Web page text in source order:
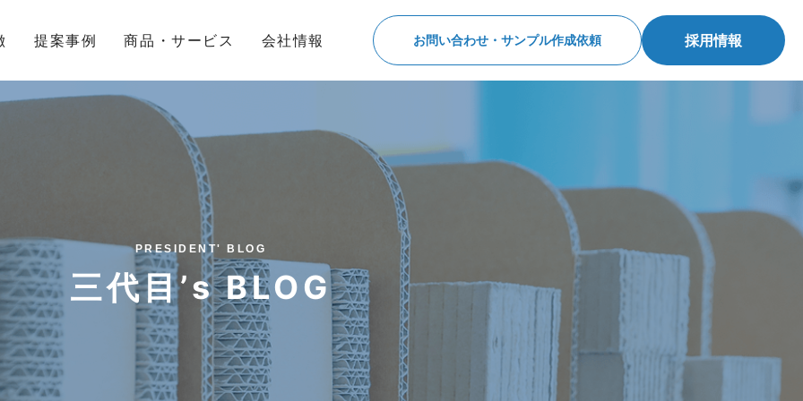
提案事例 商品・サービス 会社情報 お問い合わせ・サンプル作成依頼 採用情報
PRESIDENT' BLOG
三代目’s BLOG